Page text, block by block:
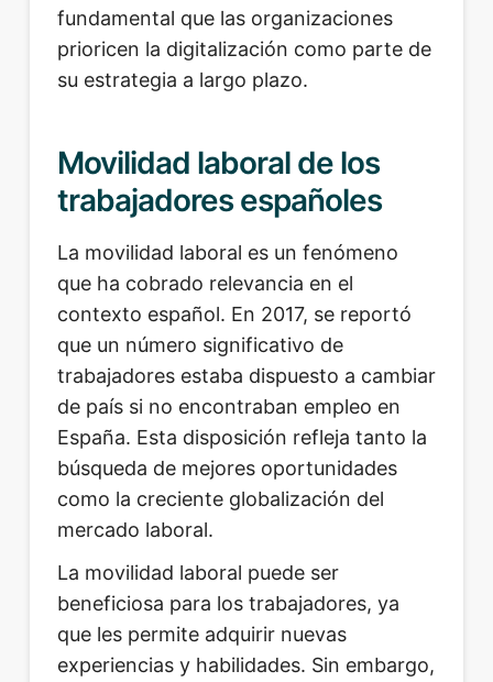
fundamental que las organizaciones
prioricen la digitalización como parte de
su estrategia a largo plazo.
Movilidad laboral de los
trabajadores españoles
La movilidad laboral es un fenómeno
que ha cobrado relevancia en el
contexto español. En 2017, se reportó
que un número significativo de
trabajadores estaba dispuesto a cambiar
de país si no encontraban empleo en
España. Esta disposición refleja tanto la
búsqueda de mejores oportunidades
como la creciente globalización del
mercado laboral.
La movilidad laboral puede ser
beneficiosa para los trabajadores, ya
que les permite adquirir nuevas
experiencias y habilidades. Sin embargo,